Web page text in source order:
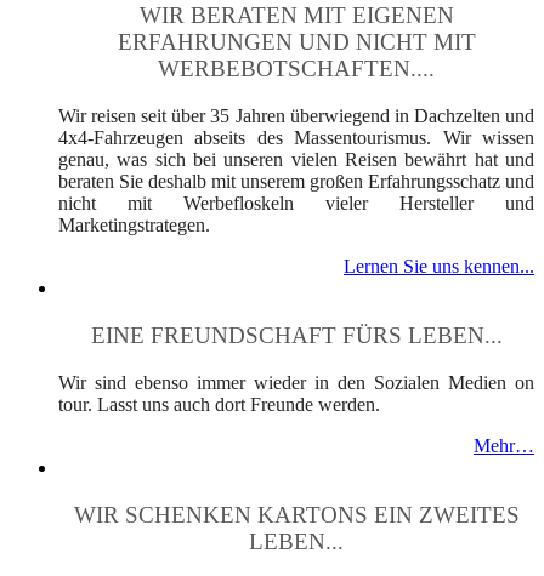
WIR BERATEN MIT EIGENEN
ERFAHRUNGEN UND NICHT MIT
WERBEBOTSCHAFTEN....
Wir reisen seit über 35 Jahren überwiegend in Dachzelten und
4x4-Fahrzeugen abseits des Massentourismus. Wir wissen
genau, was sich bei unseren vielen Reisen bewährt hat und
beraten Sie deshalb mit unserem großen Erfahrungsschatz und
nicht mit Werbefloskeln vieler Hersteller und
Marketingstrategen.
Lernen Sie uns kennen...
EINE FREUNDSCHAFT FÜRS LEBEN...
Wir sind ebenso immer wieder in den Sozialen Medien on
tour. Lasst uns auch dort Freunde werden.
Mehr…
WIR SCHENKEN KARTONS EIN ZWEITES
LEBEN...